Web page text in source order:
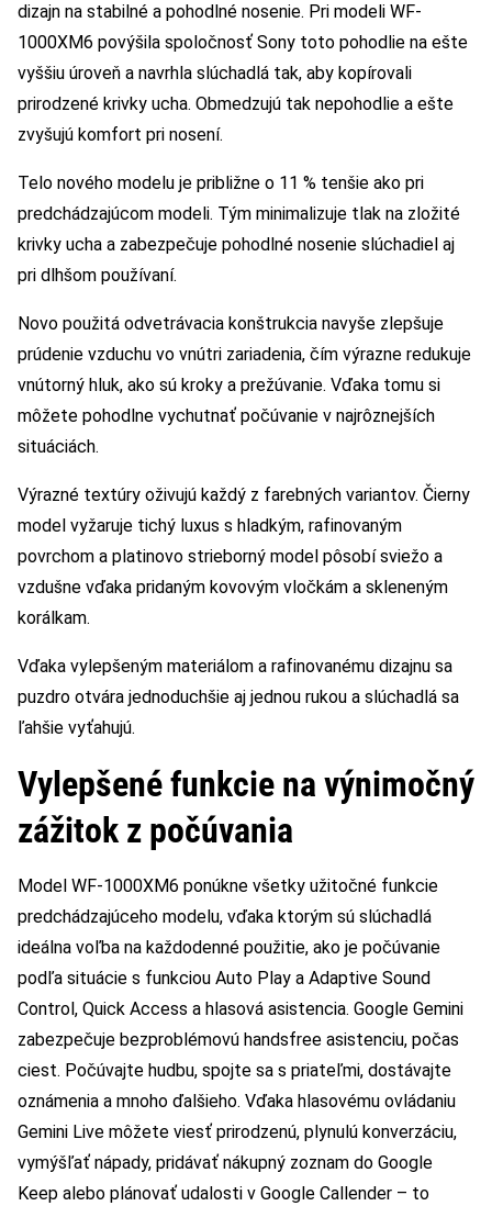
dizajn na stabilné a pohodlné nosenie. Pri modeli WF-
1000XM6 povýšila spoločnosť Sony toto pohodlie na ešte
vyššiu úroveň a navrhla slúchadlá tak, aby kopírovali
prirodzené krivky ucha. Obmedzujú tak nepohodlie a ešte
zvyšujú komfort pri nosení.
Telo nového modelu je približne o 11 % tenšie ako pri
predchádzajúcom modeli. Tým minimalizuje tlak na zložité
krivky ucha a zabezpečuje pohodlné nosenie slúchadiel aj
pri dlhšom používaní.
Novo použitá odvetrávacia konštrukcia navyše zlepšuje
prúdenie vzduchu vo vnútri zariadenia, čím výrazne redukuje
vnútorný hluk, ako sú kroky a prežúvanie. Vďaka tomu si
môžete pohodlne vychutnať počúvanie v najrôznejších
situáciách.
Výrazné textúry oživujú každý z farebných variantov. Čierny
model vyžaruje tichý luxus s hladkým, rafinovaným
povrchom a platinovo strieborný model pôsobí sviežo a
vzdušne vďaka pridaným kovovým vločkám a skleneným
korálkam.
Vďaka vylepšeným materiálom a rafinovanému dizajnu sa
puzdro otvára jednoduchšie aj jednou rukou a slúchadlá sa
ľahšie vyťahujú.
Vylepšené funkcie na výnimočný
zážitok z počúvania
Model WF-1000XM6 ponúkne všetky užitočné funkcie
predchádzajúceho modelu, vďaka ktorým sú slúchadlá
ideálna voľba na každodenné použitie, ako je počúvanie
podľa situácie s funkciou Auto Play a Adaptive Sound
Control, Quick Access a hlasová asistencia. Google Gemini
zabezpečuje bezproblémovú handsfree asistenciu, počas
ciest. Počúvajte hudbu, spojte sa s priateľmi, dostávajte
oznámenia a mnoho ďalšieho. Vďaka hlasovému ovládaniu
Gemini Live môžete viesť prirodzenú, plynulú konverzáciu,
vymýšľať nápady, pridávať nákupný zoznam do Google
Keep alebo plánovať udalosti v Google Callender – to